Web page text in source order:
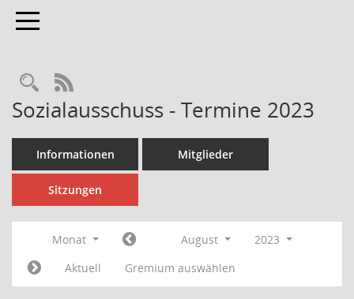
Toggle navigation
Rechercheauswahl
RSS-Feed
Sozialausschuss - Termine 2023
Informationen Mitglieder
Sitzungen
Monat August
2023
Aktuell
Gremium auswählen